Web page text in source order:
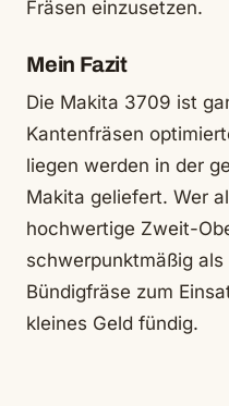
Fräsen einzusetzen.
Mein Fazit
Die Makita 3709 ist
Kantenfräsen
liegen werden in der
Makita geliefert. Wer
hochwertige Zweit-
schwerpunktmäßig
Bündigfräse zum
kleines Geld fündig.